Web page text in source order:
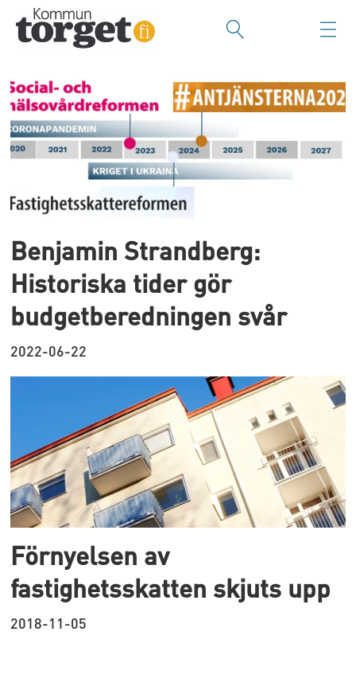
Tag:
fastighetsskatt
Benjamin Strandberg:
Historiska tider gör
budgetberedningen svår
2022-06-22
Förnyelsen av
fastighetsskatten skjuts upp
2018-11-05